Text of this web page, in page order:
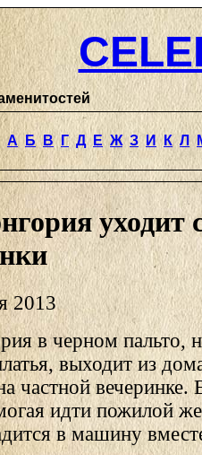
А Б В Г Д Е Ж З И К Л
уходит
2013
в черном пальто,
выходит из
частной вечеринке.
идти пожилой
в машину